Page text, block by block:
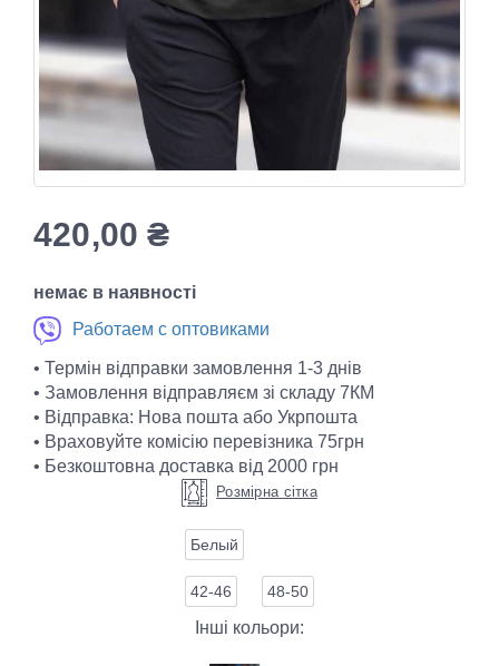
420,00₴
немає в наявності
Работаем с оптовиками
• Термін відправки замовлення 1-3 днів
• Замовлення відправляєм зі складу 7КМ
• Відправка: Нова пошта або Укрпошта
• Враховуйте комісію перевізника 75грн
• Безкоштовна доставка від 2000 грн
Розмірна сітка
Белый
42-46 48-50
Інші кольори: